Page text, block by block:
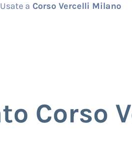
a Corso Vercelli Milano
Corso